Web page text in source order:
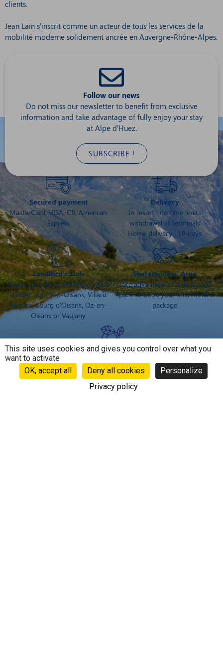
clients.
Jean Lain s’inscrit comme un acteur de tous les services de la
mobilité moderne solidement ancrée en Auvergne-Rhône-Alpes.
Follow our news
Do not miss our newsletter to benefit from exclusive
information and take advantage of fully enjoy your stay
at Alpe d’Huez.
SUBSCRIBE !
Secured payment
MasterCard, VISA, CB, American
Express
Delivery
In resort : no time limits
withdrawal at terminals
Home delivery : 10 days
Landlord's Club
Owner of a second home on Alpe
d'Huez, Auris-en-Oisans, Villard
Reculas, Bourg d'Oisans, Oz-en-
Oisans or Vaujany
Shareholders' Area
Take advantage of a dedicated
space to book your Shareholder
package
Environment and CSR
The Alpe d'Huez Ski Area is committed to social, economic and
environmental issues
This site uses cookies and gives you control over what you
want to activate
OK, accept all
Deny all cookies
Personalize
Privacy policy